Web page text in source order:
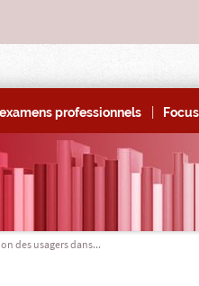
professionnels | Focus
des usagers dans...